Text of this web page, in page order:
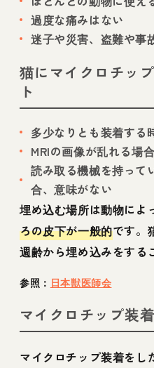
過度な痛みはない
迷子や災害、盗難や事
猫にマイクロチッ
ト
多少なりとも装着する
MRIの画像が乱れる場
読み取る機械を持って
合、意味がない
埋め込む場所は動物によ
ろの皮下が一般的です。
週齢から埋め込みをする
参照： 日本獣医師会
マイクロチップ装
マイクロチップ装着をし